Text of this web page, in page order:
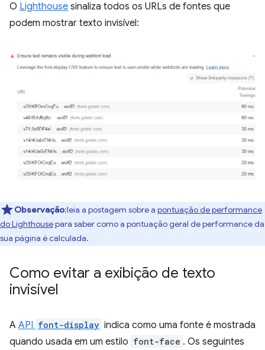
O Lighthouse sinaliza todos os URLs de fontes que
podem mostrar texto invisível:
Observação:leia a postagem sobre a pontuação de performance
do Lighthousepara saber como a pontuação geral de performance da
sua página é calculada.
Como evitar a exibição de texto
invisível
A API font-display indica como uma fonte é mostrada
quando usada em um estilo font-face . Os seguintes